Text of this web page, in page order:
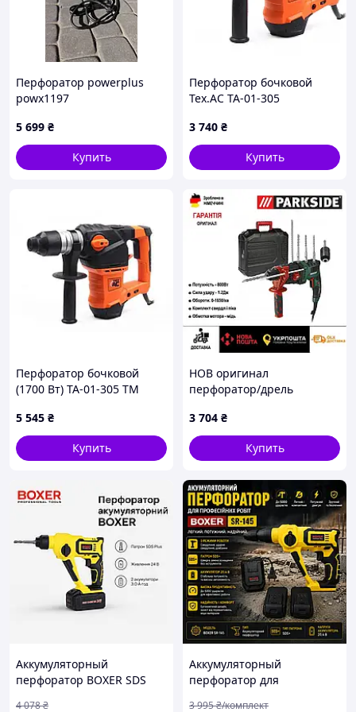
Перфоратор powerplus
powx1197
5 699 ₴
Купить
Перфоратор бочковой
Tex.AC ТА-01-305
3 740 ₴
Купить
Перфоратор бочковой
(1700 Вт) ТА-01-305 ТМ
5 545 ₴
Купить
НОВ оригинал
перфоратор/дрель
800/дриль/дрелька
3 704 ₴
Купить
Аккумуляторный
перфоратор BOXER SDS
4 078₴
Аккумуляторный
перфоратор для
3 995₴/комплект